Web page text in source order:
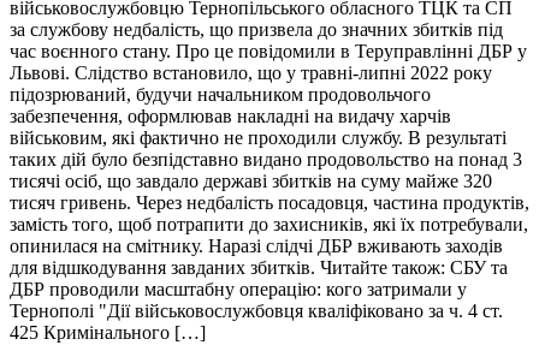
військовослужбовцю Тернопільського обласного ТЦК та СП
за службову недбалість, що призвела до значних збитків під
час воєнного стану. Про це повідомили в Теруправлінні ДБР у
Львові. Слідство встановило, що у травні-липні 2022 року
підозрюваний, будучи начальником продовольчого
забезпечення, оформлював накладні на видачу харчів
військовим, які фактично не проходили службу. В результаті
таких дій було безпідставно видано продовольство на понад 3
тисячі осіб, що завдало державі збитків на суму майже 320
тисяч гривень. Через недбалість посадовця, частина продуктів,
замість того, щоб потрапити до захисників, які їх потребували,
опинилася на смітнику. Наразі слідчі ДБР вживають заходів
для відшкодування завданих збитків. Читайте також: СБУ та
ДБР проводили масштабну операцію: кого затримали у
Тернополі "Дії військовослужбовця кваліфіковано за ч. 4 ст.
425 Кримінального […]